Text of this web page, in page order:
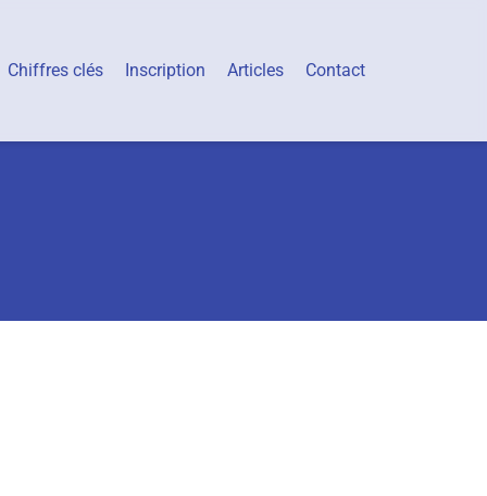
Chiffres clés Inscription Articles Contact